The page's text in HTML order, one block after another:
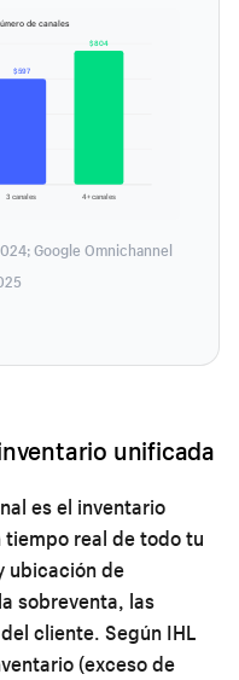
de canales
$597
3 canales
$804
4+ canales
Google Omnichannel
unificada
es el inventario
real de todo tu
ubicación de
sobreventa, las
cliente. Según IHL
(exceso de